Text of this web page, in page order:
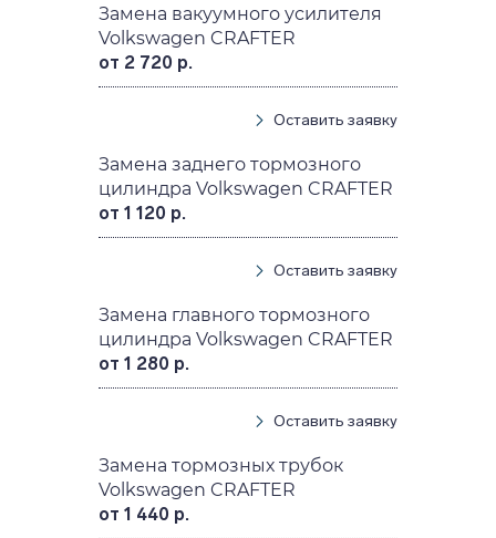
Замена вакуумного усилителя
Volkswagen CRAFTER
от 2 720 р.
Оставить заявку
Замена заднего тормозного
цилиндра Volkswagen CRAFTER
от 1 120 р.
Оставить заявку
Замена главного тормозного
цилиндра Volkswagen CRAFTER
от 1 280 р.
Оставить заявку
Замена тормозных трубок
Volkswagen CRAFTER
от 1 440 р.